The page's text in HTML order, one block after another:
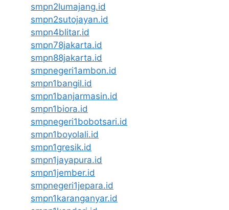
smpn2lumajang.id
smpn2sutojayan.id
smpn4blitar.id
smpn78jakarta.id
smpn88jakarta.id
smpnegeri1ambon.id
smpn1bangil.id
smpn1banjarmasin.id
smpn1biora.id
smpnegeri1bobotsari.id
smpn1boyolali.id
smpn1gresik.id
smpn1jayapura.id
smpn1jember.id
smpnegeri1jepara.id
smpn1karanganyar.id